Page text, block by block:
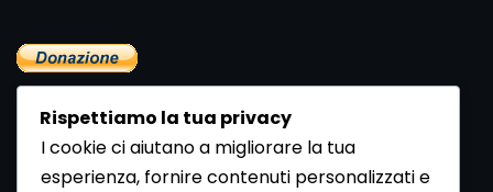
Rispettiamo la tua privacy
I cookie ci aiutano a migliorare la tua
esperienza, fornire contenuti personalizzati e